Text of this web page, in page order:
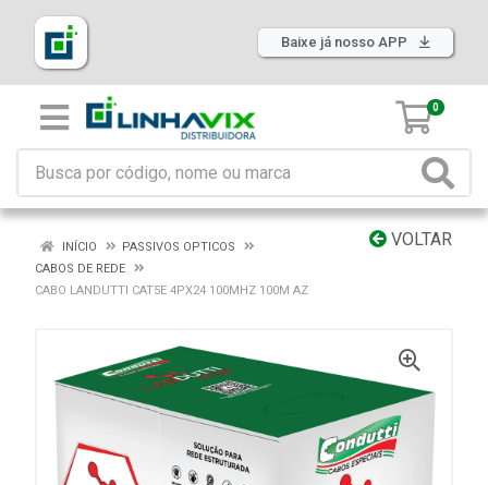
Baixe já nosso APP
0
VOLTAR
INÍCIO
PASSIVOS OPTICOS
CABOS DE REDE
CABO LANDUTTI CAT5E 4PX24 100MHZ 100M AZ